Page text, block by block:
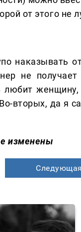
от этого не
наказывать
не
женщину,
вторых, да я
изменены